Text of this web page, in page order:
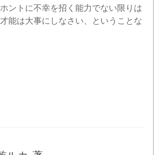
ントに不幸を招く能力でない限りは
能は大事にしなさい、ということな